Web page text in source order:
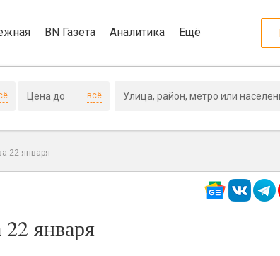
BN Газета Аналитика Ещё
всё
22 января
января